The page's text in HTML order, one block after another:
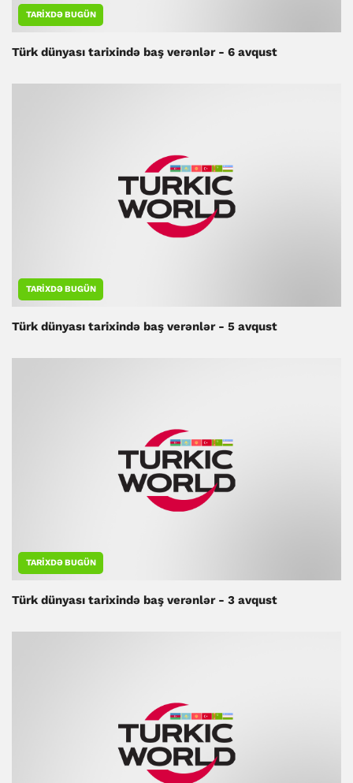
TARIXDƏ BUGÜN
Türk dünyası tarixində baş verənlər - 6 avqust
TARIXDƏ BUGÜN
Türk dünyası tarixində baş verənlər - 5 avqust
TARIXDƏ BUGÜN
Türk dünyası tarixində baş verənlər - 3 avqust